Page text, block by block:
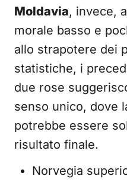
Moldavia, invece,
morale basso e
allo strapotere dei
statistiche, i
due rose
senso unico, dove
potrebbe essere
risultato finale.
Norvegia